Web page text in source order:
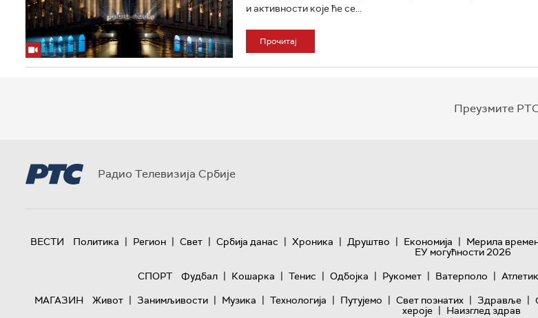
и активности које ће се...
Прочитај
Преузмите
Радио Телевизија Србије
ВЕСТИ Политика | Регион | Свет | Србија данас | Хроника | Друштво | Економија | Мерила
ЕУ могућности 2026
СПОРТ
Фудбал | Кошарка | Тенис | Одбојка | Рукомет | Ватерполо |
МАГАЗИН
Живот | Занимљивости | Музика | Технологијa | Путујемо | Свет познатих | Здравље |
хероје | Наизглед здрав